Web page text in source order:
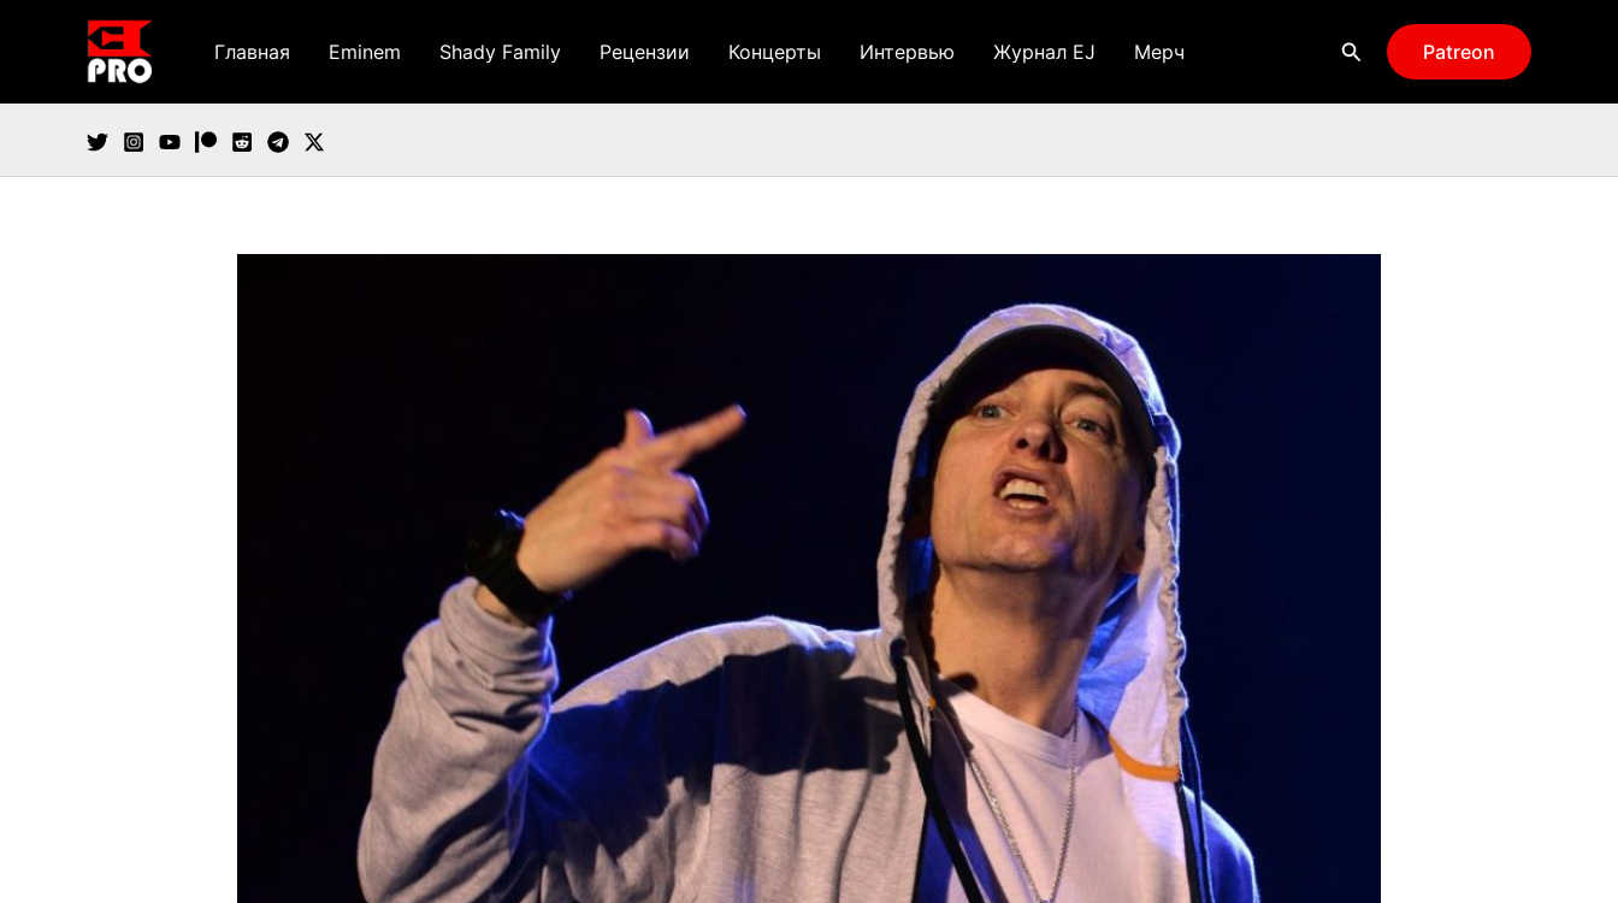
содержимому
Главная Eminem Shady Family Рецензии Концерты Интервью Журнал EJ Мерч Поиск Patreon